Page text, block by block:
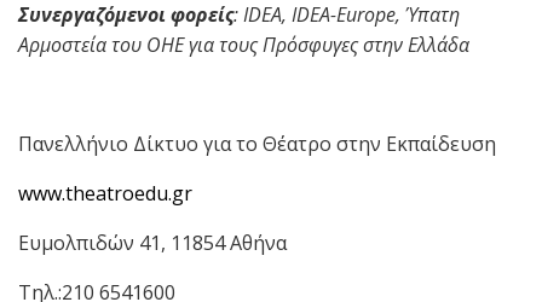
Συνεργαζόμενοι φορείς: IDEA, IDEA-Europe, Ύπατη
Αρμοστεία του ΟΗΕ για τους Πρόσφυγες στην Ελλάδα
Πανελλήνιο Δίκτυο για το Θέατρο στην Εκπαίδευση
www.theatroedu.gr
Ευμολπιδών 41, 11854 Αθήνα
Τηλ.:210 6541600